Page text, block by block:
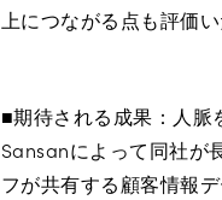
上につながる点も評価
■期待される成果：人脈
Sansanによって同社が
フが共有する顧客情報